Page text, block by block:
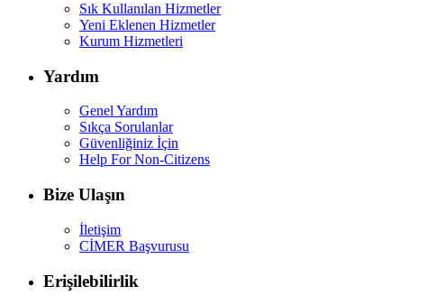
Sık Kullanılan Hizmetler
Yeni Eklenen Hizmetler
Kurum Hizmetleri
Yardım
Genel Yardım
Sıkça Sorulanlar
Güvenliğiniz İçin
Help For Non-Citizens
Bize Ulaşın
İletişim
CİMER Başvurusu
Erişilebilirlik